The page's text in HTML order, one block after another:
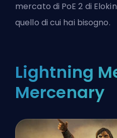
mercato di PoE 2 di
quello di cui hai bisogno.
Lightning
Mercenary